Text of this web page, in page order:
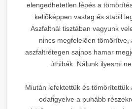
elengedhetetlen lépés a
kellőképpen vastag és stabil
Aszfaltnál tisztában vagyunk
nincs megfelelően tömörítve,
aszfaltrétegen sajnos hamar
úthibák. Nálunk ilyesmi
Miután lefektettük és tömörítettük
odafigyelve a puhább